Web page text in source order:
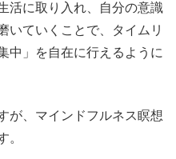
活に取り入れ、自分の意識
いていくことで、タイムリ
中」を自在に行えるように
が、マインドフルネス瞑想
。